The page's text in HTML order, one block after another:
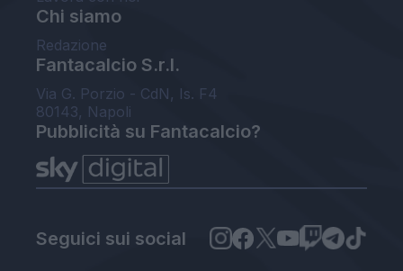
Chi siamo
Redazione
Fantacalcio S.r.l.
Via G. Porzio - CdN, Is. F4
80143, Napoli
Pubblicità su Fantacalcio?
Seguici sui social